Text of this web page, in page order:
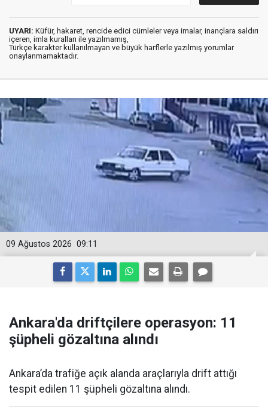
UYARI: Küfür, hakaret, rencide edici cümleler veya imalar, inançlara saldırı
içeren, imla kuralları ile yazılmamış,
Türkçe karakter kullanılmayan ve büyük harflerle yazılmış yorumlar
onaylanmamaktadır.
09:11
09 Ağustos 2026
Ankara'da driftçilere operasyon: 11
şüpheli gözaltına alındı
Ankara’da trafiğe açık alanda araçlarıyla drift attığı
tespit edilen 11 şüpheli gözaltına alındı.